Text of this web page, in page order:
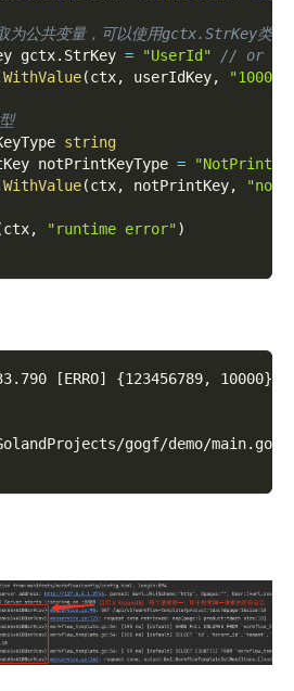
为公共变量，可以使用gctx.StrKey类
gctx. StrKey = "UserId"
// or
WithValue(ctx, userIdKey, "10000"
string
notPrintKeyType =
WithValue(ctx, notPrintKey,
ctx, "runtime error")
[ERRO] {123456789, 10000}
gogf/demo/